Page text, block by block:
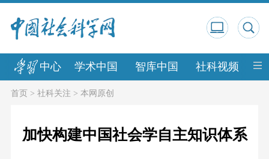
中心 学术中国 智库中国 社科视频 中
首页> 社科关注 > 本网原创
加快构建中国社会学自主知识体系